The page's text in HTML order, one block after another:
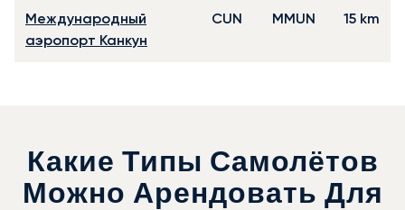
Международный
аэропорт Канкун
CUN MMUN 15 km
Какие Типы Самолётов
Можно Арендовать Для